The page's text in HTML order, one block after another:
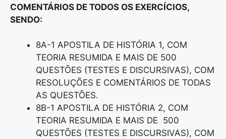
COMENTÁRIOS DE TODOS OS EXERCÍCIOS,
SENDO:
8A-1 APOSTILA DE HISTÓRIA 1, COM
TEORIA RESUMIDA E MAIS DE 500
QUESTÕES (TESTES E DISCURSIVAS), COM
RESOLUÇÕES E COMENTÁRIOS DE TODAS
AS QUESTÕES.
8B-1 APOSTILA DE HISTÓRIA 2, COM
TEORIA RESUMIDA E MAIS DE 500
QUESTÕES (TESTES E DISCURSIVAS), COM